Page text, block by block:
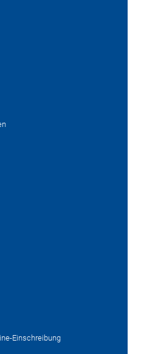
Einschreibung